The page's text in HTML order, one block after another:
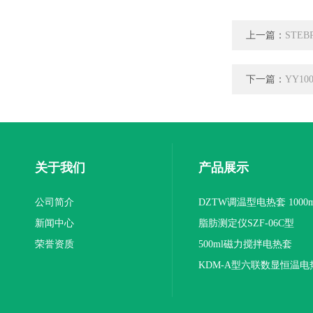
上一篇：
下一篇：
关于我们
公司简介
新闻中心
荣誉资质
产品展示
DZTW调温型电热套
联
脂肪测定仪SZF-06C型
500ml磁力搅拌电热套
KDM-A型六联数显恒温电